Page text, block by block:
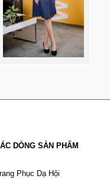
DÒNG SẢN PHẨM
Phục Dạ Hội